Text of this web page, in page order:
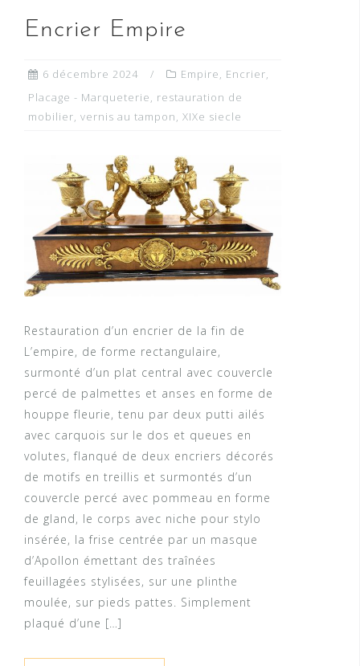
Encrier Empire
6 décembre 2024 Empire, Encrier,
Placage - Marqueterie, restauration de
mobilier, vernis au tampon, XIXe siecle
Restauration d’un encrier de la fin de
L’empire, de forme rectangulaire,
surmonté d’un plat central avec couvercle
percé de palmettes et anses en forme de
houppe fleurie, tenu par deux putti ailés
avec carquois sur le dos et queues en
volutes, flanqué de deux encriers décorés
de motifs en treillis et surmontés d’un
couvercle percé avec pommeau en forme
de gland, le corps avec niche pour stylo
insérée, la frise centrée par un masque
d’Apollon émettant des traînées
feuillagées stylisées, sur une plinthe
moulée, sur pieds pattes. Simplement
plaqué d’une […]